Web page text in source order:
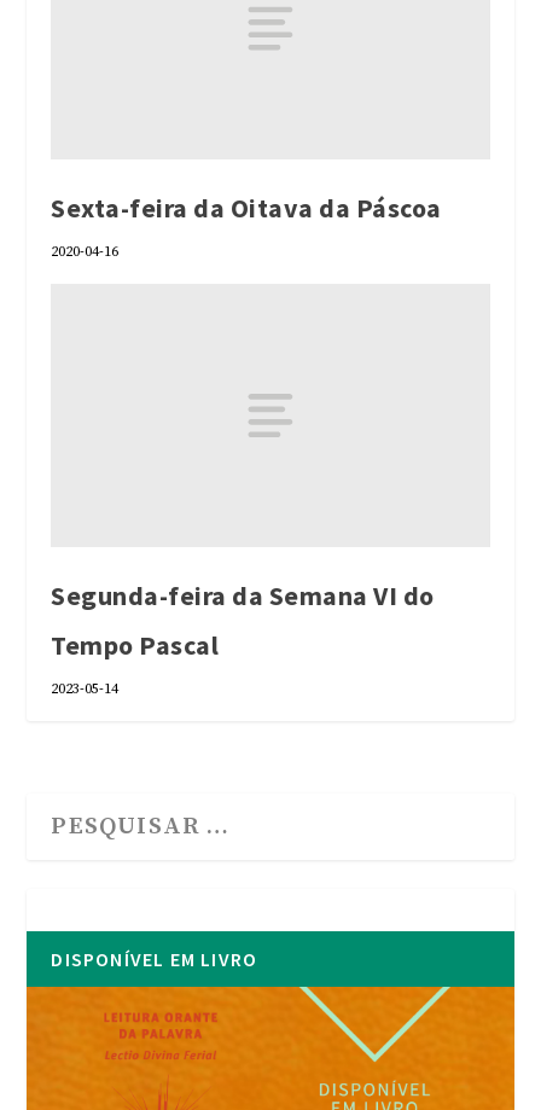
Sexta-feira da Oitava da Páscoa
2020-04-16
Segunda-feira da Semana VI do
Tempo Pascal
2023-05-14
DISPONÍVEL EM LIVRO